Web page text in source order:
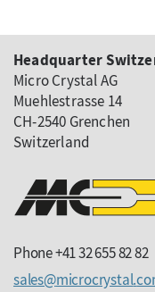
Headquarter
Micro Crystal AG
Muehlestrasse 14
CH-2540 Grenchen
Switzerland
Phone +41 32 655 82 82
sales
microcrystal